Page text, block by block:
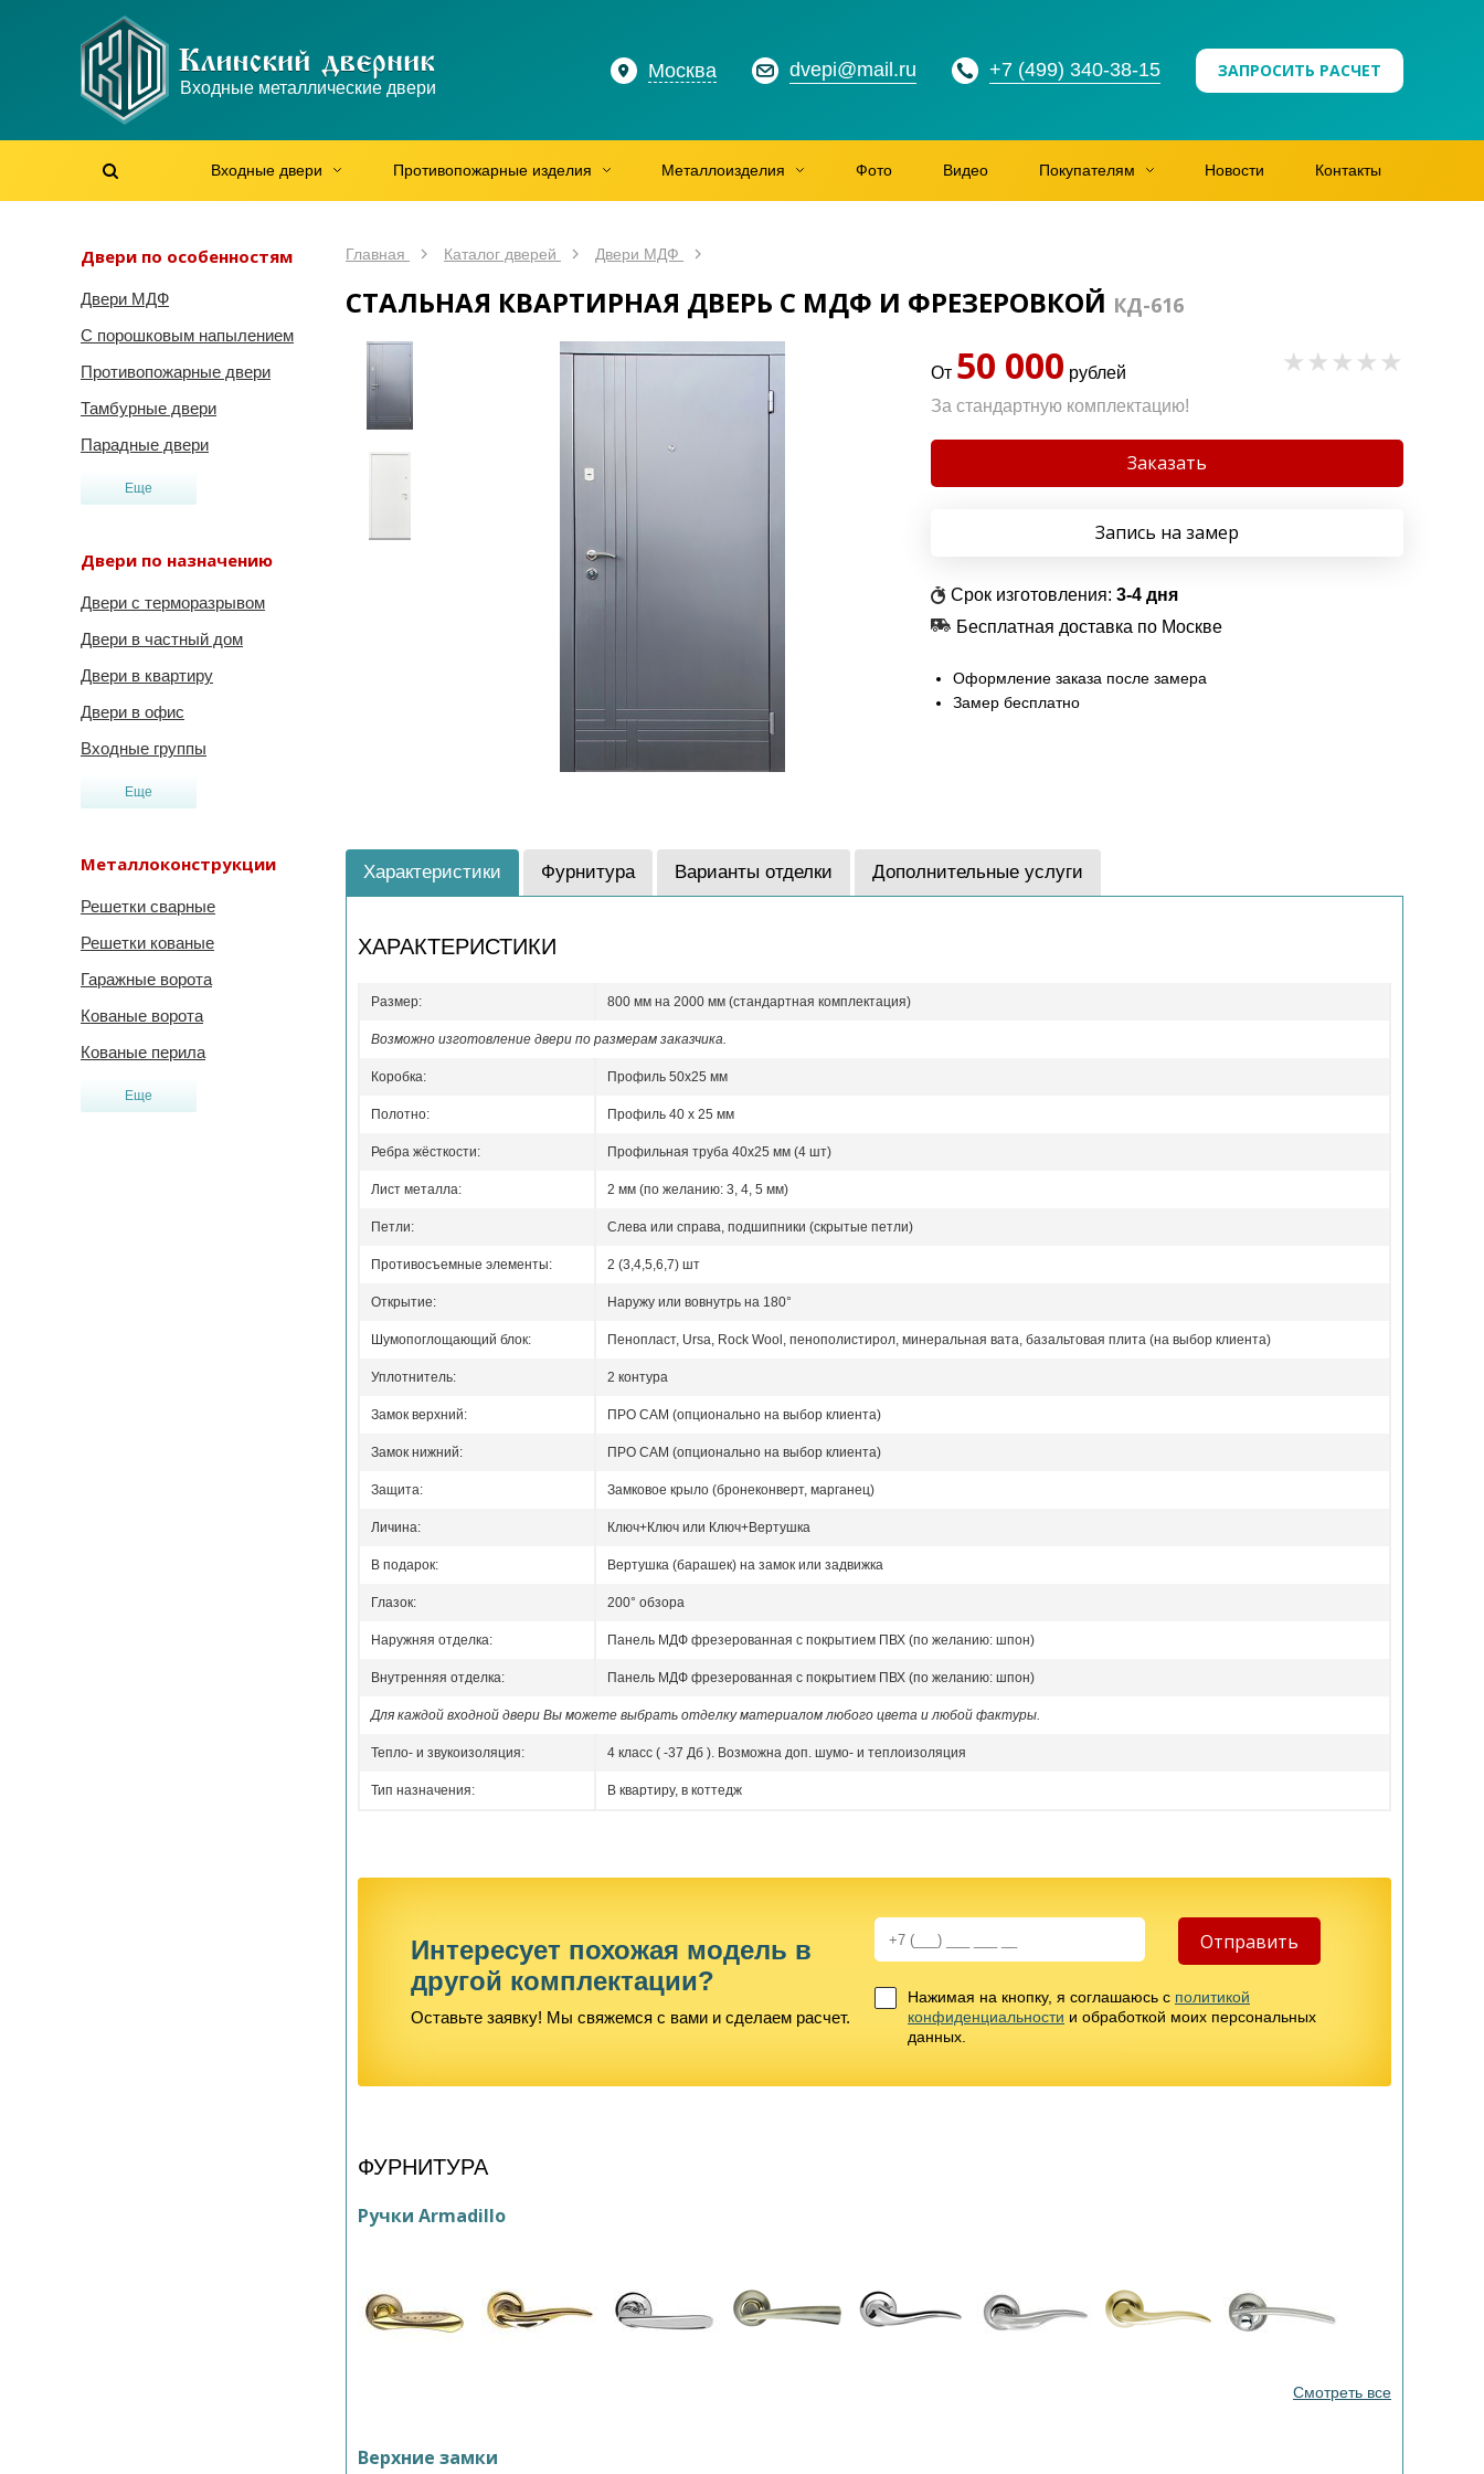
Входные металлические двери
Москва dvepi@mail.ru +7 (499) 340-38-15 ЗАПРОСИТЬ РАСЧЕТ
Входные двери Противопожарные изделия Металлоизделия Фото Видео Покупателям Новости Контакты
Двери по особенностям
Двери МДФ
С порошковым напылением
Противопожарные двери
Тамбурные двери
Парадные двери
Еще
Двери по назначению
Двери с терморазрывом
Двери в частный дом
Двери в квартиру
Двери в офис
Входные группы
Еще
Металлоконструкции
Решетки сварные
Решетки кованые
Гаражные ворота
Кованые ворота
Кованые перила
Еще
Главная Каталог дверей Двери МДФ
СТАЛЬНАЯ КВАРТИРНАЯ ДВЕРЬ С МДФ И ФРЕЗЕРОВКОЙ КД-616
От 50 000 рублей
За стандартную комплектацию!
Заказать
Запись на замер
Срок изготовления: 3-4 дня
Бесплатная доставка по Москве
Оформление заказа после замера
Замер бесплатно
Характеристики Фурнитура Варианты отделки Дополнительные услуги
ХАРАКТЕРИСТИКИ
Размер: 800 мм на 2000 мм (стандартная комплектация)
Возможно изготовление двери по размерам заказчика.
Коробка: Профиль 50x25 мм
Полотно: Профиль 40 x 25 мм
Ребра жёсткости: Профильная труба 40х25 мм (4 шт)
Лист металла: 2 мм (по желанию: 3, 4, 5 мм)
Петли: Слева или справа, подшипники (скрытые петли)
Противосъемные элементы: 2 (3,4,5,6,7) шт
Открытие: Наружу или вовнутрь на 180°
Шумопоглощающий блок: Пенопласт, Ursa, Rock Wool, пенополистирол, минеральная вата, базальтовая плита (на выбор клиента)
Уплотнитель: 2 контура
Замок верхний: ПРО САМ (опционально на выбор клиента)
Замок нижний: ПРО САМ (опционально на выбор клиента)
Защита: Замковое крыло (бронеконверт, марганец)
Личина: Ключ+Ключ или Ключ+Вертушка
В подарок: Вертушка (барашек) на замок или задвижка
Глазок: 200° обзора
Наружняя отделка: Панель МДФ фрезерованная с покрытием ПВХ (по желанию: шпон)
Внутренняя отделка: Панель МДФ фрезерованная с покрытием ПВХ (по желанию: шпон)
Для каждой входной двери Вы можете выбрать отделку материалом любого цвета и любой фактуры.
Тепло- и звукоизоляция: 4 класс ( -37 Дб ). Возможна доп. шумо- и теплоизоляция
Тип назначения: В квартиру, в коттедж
Интересует похожая модель в
другой комплектации?
Оставьте заявку! Мы свяжемся с вами и сделаем расчет.
Нажимая на кнопку, я соглашаюсь с политикой
конфиденциальности и обработкой моих персональных
данных.
ФУРНИТУРА
Ручки Armadillo
Смотреть все
Верхние замки
Max
Мы онлайн!
WhatsApp
Мы онлайн!
Telegram
Мы онлайн!
Max
Мы онлайн!
WhatsApp
Мы онлайн!